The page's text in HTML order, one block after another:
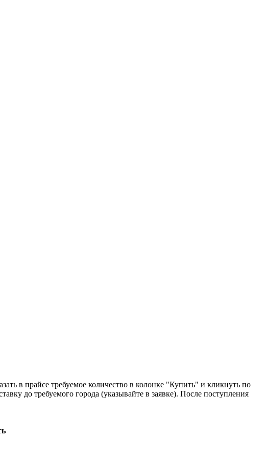
в прайсе требуемое количество в колонке "Купить" и кликнуть по
до требуемого города (указывайте в заявке). После поступления